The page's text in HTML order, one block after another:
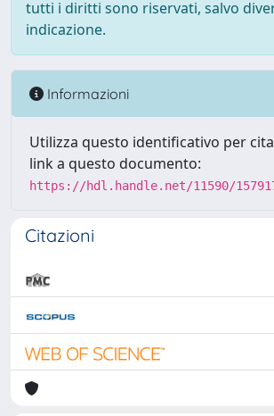
tutti i diritti sono riservati, salvo
indicazione.
Informazioni
Utilizza questo identificativo per
link a questo documento:
https://hdl.handle.net/11590/
Citazioni